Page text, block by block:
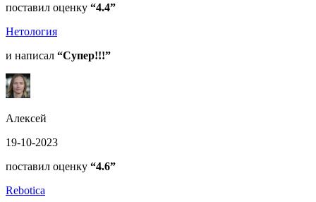
поставил оценку “4.4”
Нетология
и написал “Супер!!!”
Алексей
19-10-2023
поставил оценку “4.6”
Rebotica